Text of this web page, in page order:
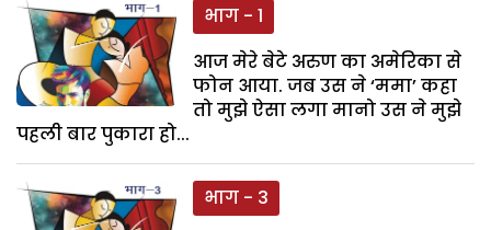
भाग - 1
आज मेरे बेटे अरुण का अमेरिका से
फोन आया. जब उस ने ‘ममा’ कहा
तो मुझे ऐसा लगा मानो उस ने मुझे
पहली बार पुकारा हो...
भाग - 3